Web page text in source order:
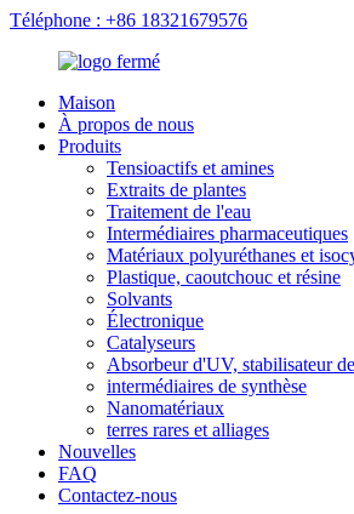
Téléphone : +86 18321679576
Maison
À propos de nous
Produits
Tensioactifs et amines
Extraits de plantes
Traitement de l'eau
Intermédiaires pharmaceutiques
Matériaux polyuréthanes et
Plastique, caoutchouc et résine
Solvants
Électronique
Catalyseurs
Absorbeur d'UV, stabilisateur
intermédiaires de synthèse
Nanomatériaux
terres rares et alliages
Nouvelles
FAQ
Contactez-nous